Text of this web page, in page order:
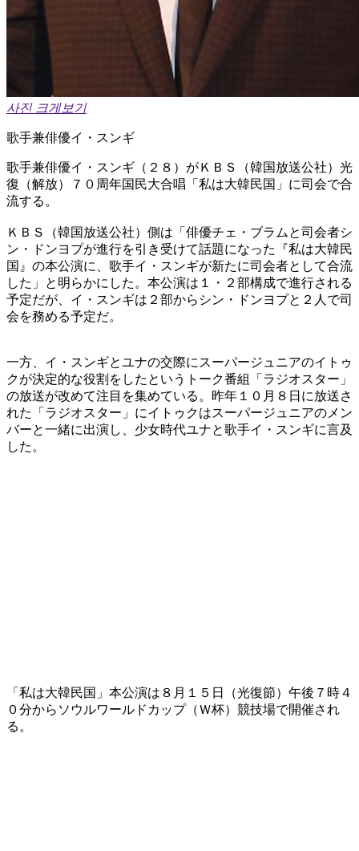
사진 크게보기
歌手兼俳優イ・スンギ
歌手兼俳優イ・スンギ（２８）がＫＢＳ（韓国放送公社）光
復（解放）７０周年国民大合唱「私は大韓民国」に司会で合
流する。
ＫＢＳ（韓国放送公社）側は「俳優チェ・ブラムと司会者シ
ン・ドンヨプが進行を引き受けて話題になった『私は大韓民
国』の本公演に、歌手イ・スンギが新たに司会者として合流
した」と明らかにした。本公演は１・２部構成で進行される
予定だが、イ・スンギは２部からシン・ドンヨプと２人で司
会を務める予定だ。
一方、イ・スンギとユナの交際にスーパージュニアのイトゥ
クが決定的な役割をしたというトーク番組「ラジオスター」
の放送が改めて注目を集めている。昨年１０月８日に放送さ
れた「ラジオスター」にイトゥクはスーパージュニアのメン
バーと一緒に出演し、少女時代ユナと歌手イ・スンギに言及
した。
「私は大韓民国」本公演は８月１５日（光復節）午後７時４
０分からソウルワールドカップ（Ｗ杯）競技場で開催され
る。